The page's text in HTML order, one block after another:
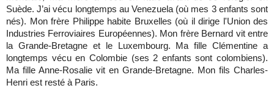
Suède. J’ai vécu longtemps au Venezuela (où mes 3 enfants sont
nés). Mon frère Philippe habite Bruxelles (où il dirige l'Union des
Industries Ferroviaires Européennes). Mon frère Bernard vit entre
la Grande-Bretagne et le Luxembourg. Ma fille Clémentine a
longtemps vécu en Colombie (ses 2 enfants sont colombiens).
Ma fille Anne-Rosalie vit en Grande-Bretagne. Mon fils Charles-
Henri est resté à Paris.